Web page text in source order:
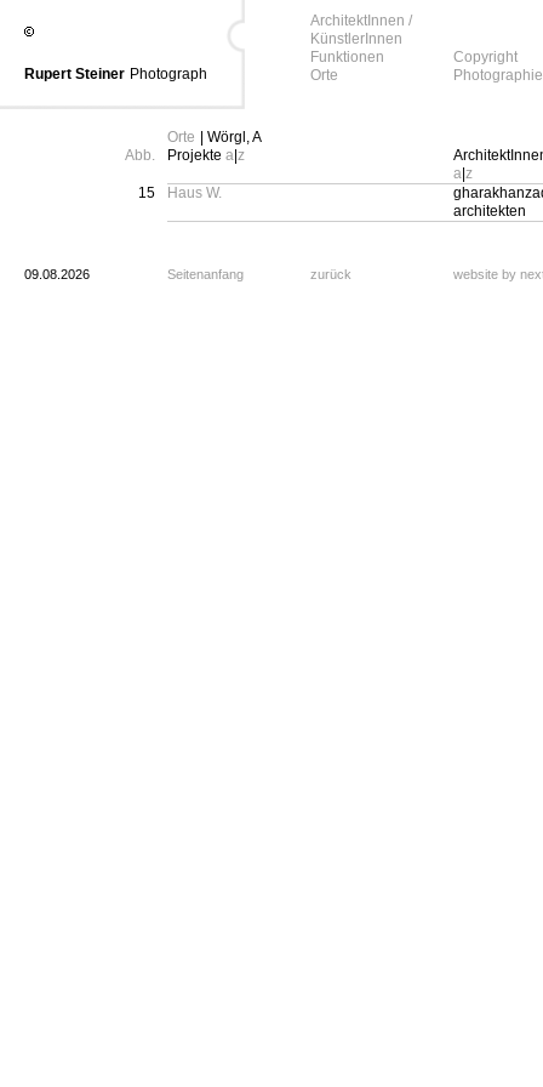
Rupert Steiner Photograph
ArchitektInnen /
KünstlerInnen
Funktionen
Orte
Copyright
Photographie
Orte
| Wörgl, A
Abb.
Projekte a z
a z
15
Haus W.
architekten
09.08.2026 Seitenanfang zurück website by